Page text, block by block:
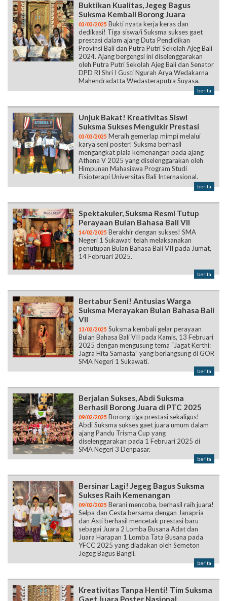
Buktikan Kualitas, Jegeg Bagus
Suksma Kembali Borong Juara
03/03/2025 Bukti nyata kerja keras dan
dedikasi! Tiga siswa/i Suksma sukses gaet
prestasi dalam ajang Duta Pendidikan
Provinsi Bali dan Putra Putri Sekolah Ajeg Bali
2024. Ajang bergengsi ini diselenggarakan
oleh Putra Putri Sekolah Ajeg Bali dan Senator
DPD RI Shri I Gusti Ngurah Arya Wedakarna
Mahendradatta Wedasteraputra Suyasa.
berita
Unjuk Bakat! Kreativitas Siswi
Suksma Sukses Mengukir Prestasi
03/03/2025 Meraih gemerlap mimpi melalui
karya seni poster! Suksma berhasil
mengangkat piala kemenangan pada ajang
Athena V 2025 yang diselenggarakan oleh
Himpunan Mahasiswa Program Studi
Fisioterapi Universitas Bali Internasional.
berita
Spektakuler, Suksma Resmi Tutup
Perayaan Bulan Bahasa Bali VII
14/02/2025 Berakhir dengan sukses! SMA
Negeri 1 Sukawati telah melaksanakan
penutupan Bulan Bahasa Bali VII pada Jumat,
14 Februari 2025.
berita
Bertabur Seni! Antusias Warga
Suksma Merayakan Bulan Bahasa Bali
VII
13/02/2025 Suksma kembali gelar perayaan
Bulan Bahasa Bali VII pada Kamis, 13 Februari
2025 dengan mengusung tema “Jagat Kerthi:
Jagra Hita Samasta” yang berlangsung di GOR
SMA Negeri 1 Sukawati.
berita
Berjalan Sukses, Abdi Suksma
Berhasil Borong Juara di PTC 2025
09/02/2025 Borong tiga prestasi sekaligus!
Abdi Suksma sukses gaet juara umum dalam
ajang Pandu Trisma Cup yang
diselenggarakan pada 1 Februari 2025 di
SMA Negeri 3 Denpasar.
berita
Bersinar Lagi! Jegeg Bagus Suksma
Sukses Raih Kemenangan
09/02/2025 Berani mencoba, berhasil raih juara!
Selpa dan Cesta bersama dengan Janapria
dan Asti berhasil mencetak prestasi baru
sebagai Juara 2 Lomba Busana Adat dan
Juara Harapan 1 Lomba Tata Busana pada
YFCC 2025 yang diadakan oleh Semeton
Jegeg Bagus Bangli.
berita
Kreativitas Tanpa Henti! Tim Suksma
Gaet Juara Poster Nasional